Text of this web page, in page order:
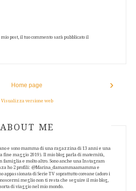
post, il tuo commento sarà pubblicato il
›
Home page
Visualizza versione web
AUTHOR
ABOUT ME
e sono mamma di una ragazzina di 13 anni e una
fine maggio 2019). Il mio blog parla di maternità,
famiglia e molto altro. Sono anche una Instagram
ho 2 profili: @Marina_damammaamamma e
appassionata di Serie TV soprattutto coreane (adoro i
meglio non ti resta che seguire il mio blog,
di viaggio nel mio mondo.